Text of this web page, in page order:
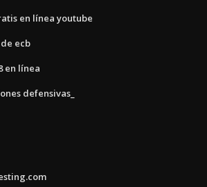
en línea youtube
ecb
en línea
defensivas_